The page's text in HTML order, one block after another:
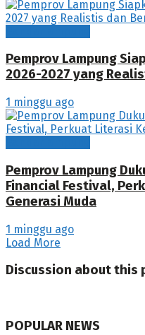
Pemprov Lampung
2026-2027 yang
1 minggu ago
Pemprov Lampung
Financial Festival,
Generasi Muda
1 minggu ago
Load More
Discussion about this
POPULAR NEWS